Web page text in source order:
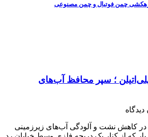
چمن فوتبال و چمن مصنوعی
؛ سپر محافظ آب‌های
دیدگاه
در کاهش نشت و آلودگی آب‌های زیرزمینی